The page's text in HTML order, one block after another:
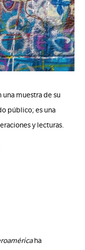
muestra de su
público; es una
y lecturas.
ha